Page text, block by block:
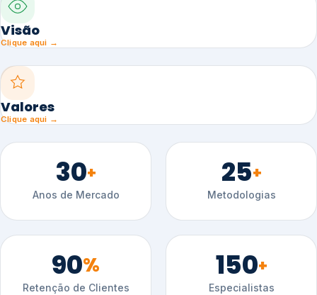
Visão
Clique aqui →
Valores
Clique aqui →
30+
Anos de Mercado
25+
Metodologias
90%
Retenção de Clientes
150+
Especialistas